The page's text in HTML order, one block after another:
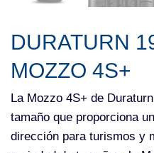
DURATURN
MOZZO 4S+
La Mozzo 4S+ de
tamaño que proporciona
dirección para turismos y